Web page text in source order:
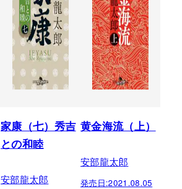
家康（七）秀吉
との和睦
安部龍太郎
黄金海流（上）
安部龍太郎
発売日:2021.08.05